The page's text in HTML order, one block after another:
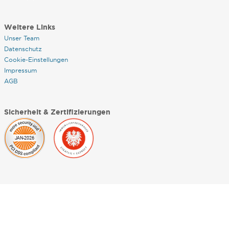
Weitere Links
Unser Team
Datenschutz
Cookie-Einstellungen
Impressum
AGB
Sicherheit & Zertifizierungen